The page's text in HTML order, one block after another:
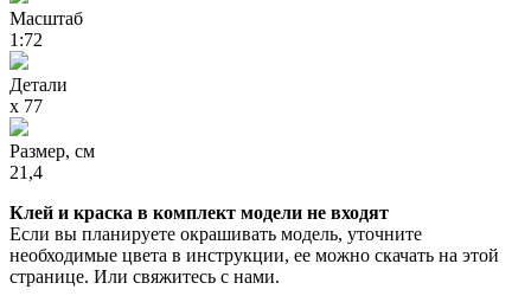
Масштаб
1:72
Детали
х 77
Размер, см
21,4
Клей и краска в комплект модели не входят
Если вы планируете окрашивать модель, уточните
необходимые цвета в инструкции, ее можно скачать на этой
странице. Или свяжитесь с нами.